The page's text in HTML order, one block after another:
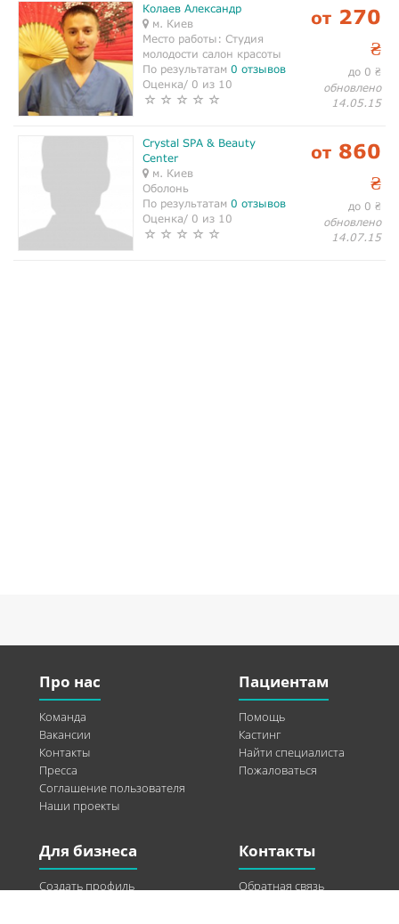
Колаев Александр
м. Киев
Место работы: Студия
молодости салон красоты
По результатам 0 отзывов
Оценка/ 0 из 10
от 270
₴
до 0 ₴
обновлено
14.05.15
Crystal SPA & Beauty
Center
м. Киев
Оболонь
По результатам 0 отзывов
Оценка/ 0 из 10
от 860
₴
до 0 ₴
обновлено
14.07.15
Про нас
Команда
Вакансии
Контакты
Пресса
Соглашение пользователя
Наши проекты
Пациентам
Помощь
Кастинг
Найти специалиста
Пожаловаться
Для бизнеса
Создать профиль
Контакты
Обратная связь